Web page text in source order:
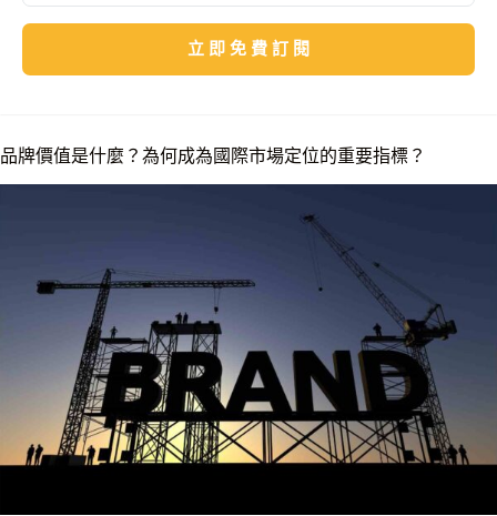
立 即 免 費 訂 閱
品牌價值是什麼？為何成為國際市場定位的重要指標？